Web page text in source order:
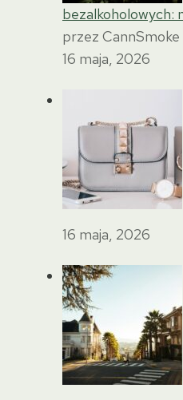
bezalkoholowych:
przez CannSmoke
16 maja, 2026
16 maja, 2026